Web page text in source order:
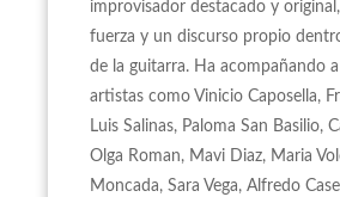
improvisador destacado y
fuerza y un discurso propio
de la guitarra. Ha acompañando
artistas como Vinicio Caposella,
Luis Salinas, Paloma San Basilio,
Olga Roman, Mavi Diaz, Maria
Moncada, Sara Vega, Alfredo